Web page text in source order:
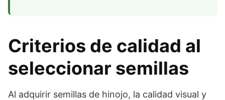
Criterios de calidad al
seleccionar semillas
Al adquirir semillas de hinojo, la calidad visual y